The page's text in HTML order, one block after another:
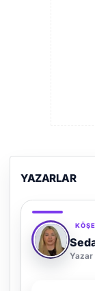
YAZARLAR
Yazar